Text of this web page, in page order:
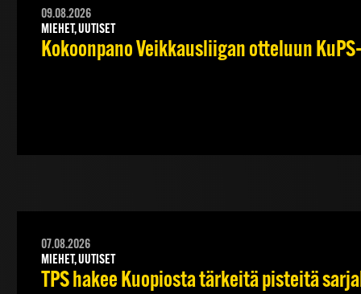
09.08.2026
MIEHET, UUTISET
Kokoonpano Veikkausliigan otteluun
07.08.2026
MIEHET, UUTISET
TPS hakee Kuopiosta tärkeitä pisteitä